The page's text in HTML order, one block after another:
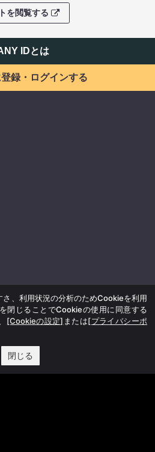
を閲覧する
IDとは
録・ログインする
さ、利用状況の分析のためCookieを利用
閉じることでCookieの使用に同意する
[Cookieの設定] または[プライバシーポ
閉じる